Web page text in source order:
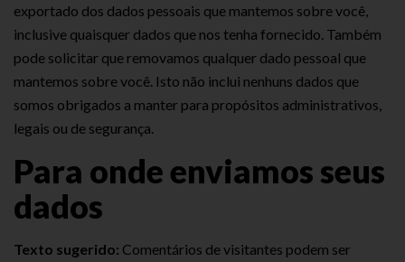
exportado dos dados pessoais que mantemos sobre você,
inclusive quaisquer dados que nos tenha fornecido. Também
pode solicitar que removamos qualquer dado pessoal que
mantemos sobre você. Isto não inclui nenhuns dados que
somos obrigados a manter para propósitos administrativos,
legais ou de segurança.
Para onde enviamos seus
dados
Texto sugerido: Comentários de visitantes podem ser